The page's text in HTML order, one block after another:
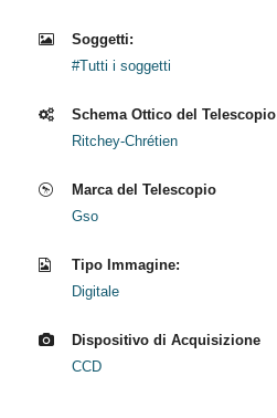
Soggetti:
#Tutti i soggetti
Schema Ottico del Telescopio
Ritchey-Chrétien
Marca del Telescopio
Gso
Tipo Immagine:
Digitale
Dispositivo di Acquisizione
CCD